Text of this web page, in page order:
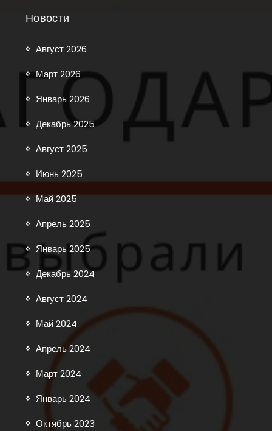
Новости
Август 2026
Март 2026
Январь 2026
Декабрь 2025
Август 2025
Июнь 2025
Май 2025
Апрель 2025
Январь 2025
Декабрь 2024
Август 2024
Май 2024
Апрель 2024
Март 2024
Январь 2024
Октябрь 2023